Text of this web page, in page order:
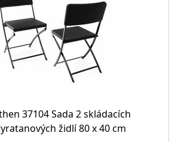
37104 Sada 2 skládacích
židlí 80 x 40 cm